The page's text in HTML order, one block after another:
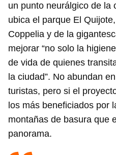
un punto neurálgico de la
ubica el parque El
Coppelia y de la
mejorar “no solo la
de vida de quienes
la ciudad”. No abundan
turistas, pero si el
los más beneficiados por
montañas de basura que
panorama.